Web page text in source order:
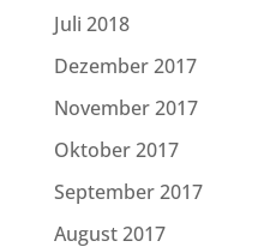
Juli 2018
Dezember 2017
November 2017
Oktober 2017
September 2017
August 2017